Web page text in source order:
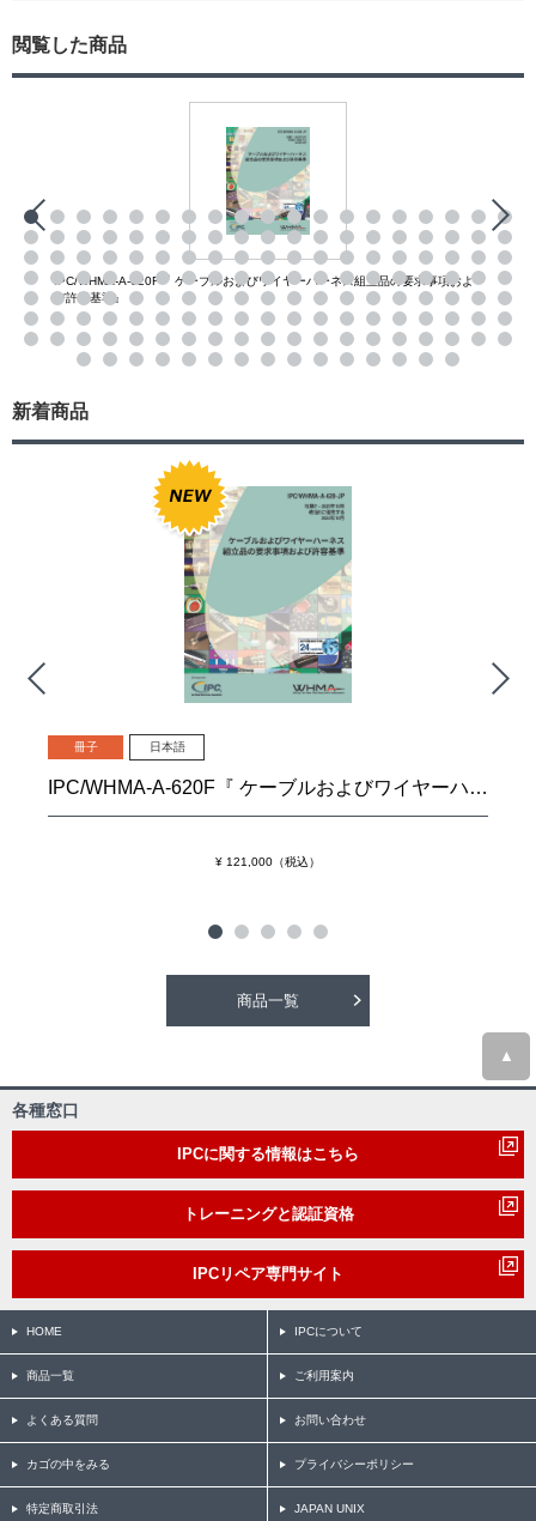
閲覧した商品
IPC/WHMA-A-620F『 ケーブルおよびワイヤーハーネス組立品の要求事項およ
び許容基準』
新着商品
冊子 日本語
IPC/WHMA-A-620F『 ケーブルおよびワイヤーハーネス組立品の要求事項および許容基準』
¥ 121,000（税込）
商品一覧
▲
各種窓口
IPCに関する情報はこちら
トレーニングと認証資格
IPCリペア専門サイト
HOME IPCについて
商品一覧 ご利用案内
よくある質問 お問い合わせ
カゴの中をみる プライバシーポリシー
特定商取引法 JAPAN UNIX